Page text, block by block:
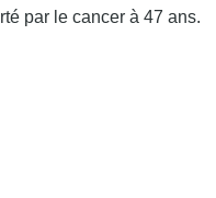
par le cancer à 47 ans.